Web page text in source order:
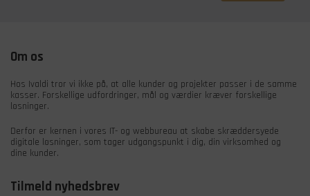
Om os
Hos Ivaldi tror vi ikke på, at alle kunder og projekter passer i de samme
kasser. Forskellige udfordringer, mål og værdier kræver forskellige
løsninger.
Derfor er kernen i vores IT- og webbureau at skabe skræddersyede
digitale løsninger, som tager udgangspunkt i dig, din virksomhed og
dine kunder.
Tilmeld nyhedsbrev